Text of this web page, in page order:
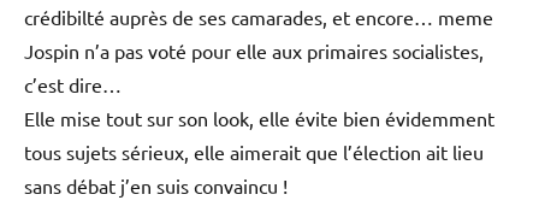
crédibilté auprès de ses camarades, et encore… meme
Jospin n’a pas voté pour elle aux primaires socialistes,
c’est dire…
Elle mise tout sur son look, elle évite bien évidemment
tous sujets sérieux, elle aimerait que l’élection ait lieu
sans débat j’en suis convaincu !